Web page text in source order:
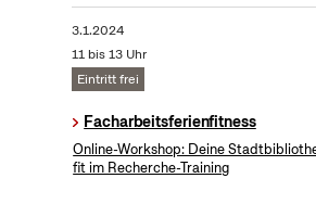
3.1.2024
11 bis 13 Uhr
Eintritt frei
Facharbeitsferienfitness
Online-Workshop: Deine
fit im Recherche-Training